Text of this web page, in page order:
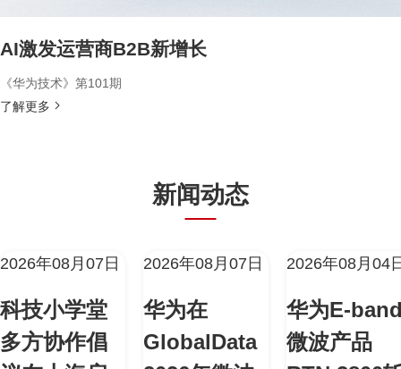
AI激发运营商B2B新增长
《华为技术》第101期
了解更多
新闻动态
2026年08月07日
科技小学堂
多方协作倡
2026年08月07日
华为在
GlobalData
2026年08月04
华为E-
微波产品